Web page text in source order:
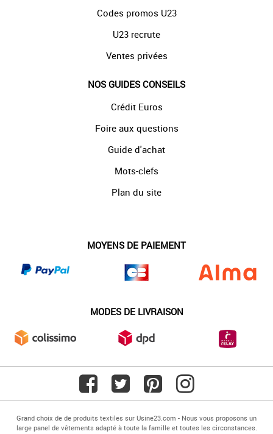
Codes promos U23
U23 recrute
Ventes privées
NOS GUIDES CONSEILS
Crédit Euros
Foire aux questions
Guide d'achat
Mots-clefs
Plan du site
MOYENS DE PAIEMENT
MODES DE LIVRAISON
Grand choix de de produits textiles sur Usine23.com - Nous vous proposons un
large panel de vêtements adapté à toute la famille et toutes les circonstances.